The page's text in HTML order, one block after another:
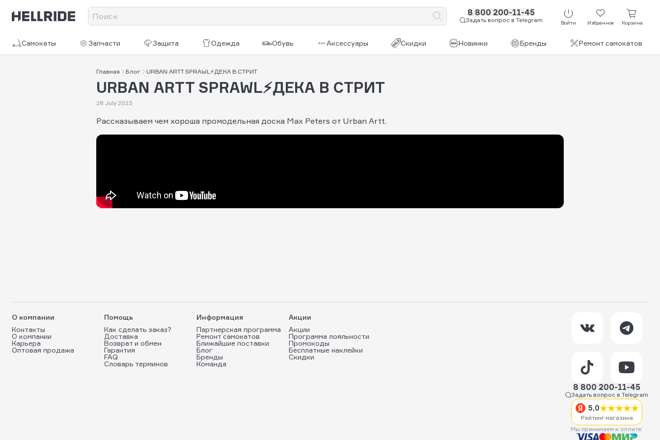
8 800 200-11-45
Задать вопрос в Telegram Войти Избранное Корзина
Самокаты Запчасти Защита Одежда Обувь Аксессуары Скидки Новинки Бренды Ремонт самокатов
Главная Блог URBAN ARTT SPRAWL⚡ДЕКА В СТРИТ
URBAN ARTT SPRAWL⚡ДЕКА В СТРИТ
28 July 2023
Рассказываем чем хороша промодельная доска Max Peters от Urban Artt.
О компании
Контакты
О компании
Карьера
Оптовая продажа
Помощь
Как сделать заказ?
Доставка
Возврат и обмен
Гарантия
FAQ
Словарь терминов
Информация
Партнерская программа
Ремонт самокатов
Ближайшие поставки
Блог
Бренды
Команда
Акции
Акции
Программа лояльности
Промокоды
Бесплатные наклейки
Скидки
8 800 200-11-45
Задать вопрос в Telegram
5,0
Рейтинг магазина
Мы принимаем к оплате: